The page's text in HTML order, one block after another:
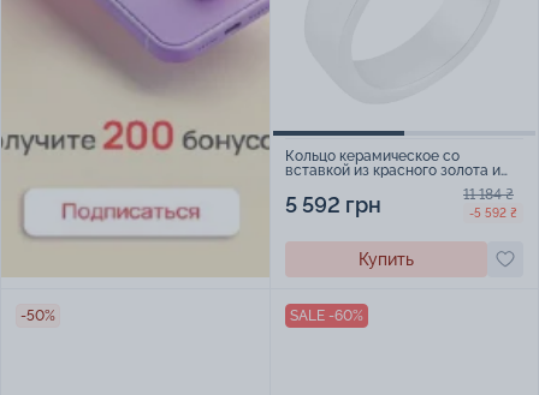
Кольцо керамическое со
вставкой из красного золота и
5 592 грн 11 184 ₴
-5 592 ₴
Купить
-50% SALE -60%